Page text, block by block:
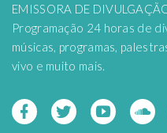
EMISSORA DE
Programação 24 horas de
músicas, programas,
vivo e muito mais.